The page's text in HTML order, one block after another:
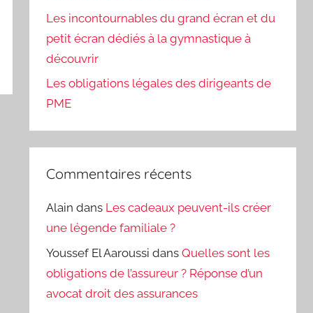
Les incontournables du grand écran et du
petit écran dédiés à la gymnastique à
découvrir
Les obligations légales des dirigeants de
PME
Commentaires récents
Alain dans Les cadeaux peuvent-ils créer
une légende familiale ?
Youssef El Aaroussi dansQuelles sont les
obligations de l’assureur ? Réponse d’un
avocat droit des assurances